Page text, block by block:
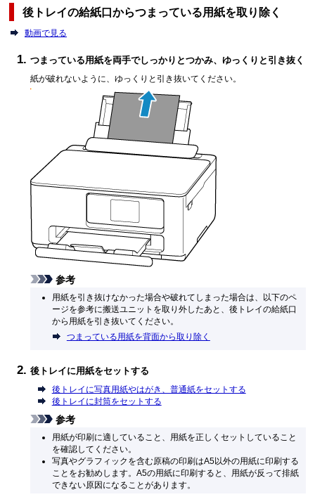
後トレイの給紙口からつまっている用紙を取り除く
動画で見る
つまっている用紙を両手でしっかりとつかみ、ゆっくりと引き抜く
紙が破れないように、ゆっくりと引き抜いてください。
参考
用紙を引き抜けなかった場合や破れてしまった場合は、以下のペ
ージを参考に搬送ユニットを取り外したあと、後トレイの給紙口
から用紙を引き抜いてください。
つまっている用紙を背面から取り除く
後トレイに用紙をセットする
後トレイに写真用紙やはがき、普通紙をセットする
後トレイに封筒をセットする
参考
用紙が印刷に適していること、用紙を正しくセットしていること
を確認してください。
写真やグラフィックを含む原稿の印刷はA5以外の用紙に印刷する
ことをお勧めします。
A5の用紙に印刷すると、用紙が反って排紙
できない原因になることがあります。